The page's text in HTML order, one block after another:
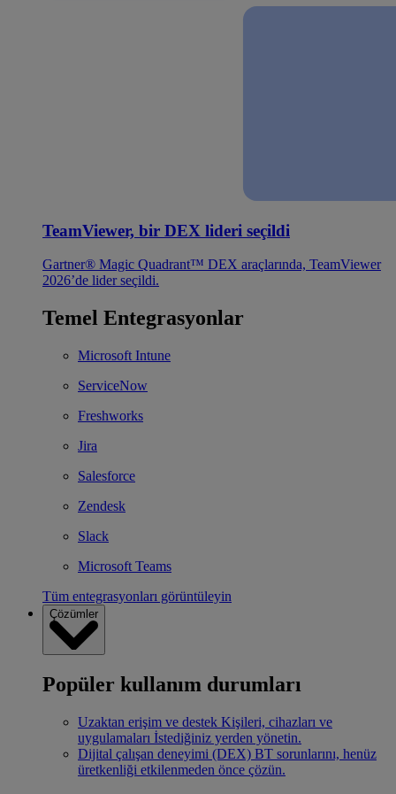
TeamViewer, bir DEX lideri seçildi
Gartner® Magic Quadrant™ DEX araçlarında, TeamViewer
2026’de lider seçildi.
Temel Entegrasyonlar
Microsoft Intune
ServiceNow
Freshworks
Jira
Salesforce
Zendesk
Slack
Microsoft Teams
Tüm entegrasyonları görüntüleyin
Çözümler
Popüler kullanım durumları
Uzaktan erişim ve destek Kişileri, cihazları ve
uygulamaları İstediğiniz yerden yönetin.
Dijital çalışan deneyimi (DEX) BT sorunlarını, henüz
üretkenliği etkilenmeden önce çözün.